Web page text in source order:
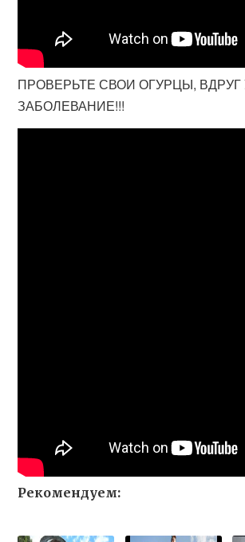
ПРОВЕРЬТЕ СВОИ ОГУРЦЫ, ВДРУГ
ЗАБОЛЕВАНИЕ!!!
Рекомендуем: